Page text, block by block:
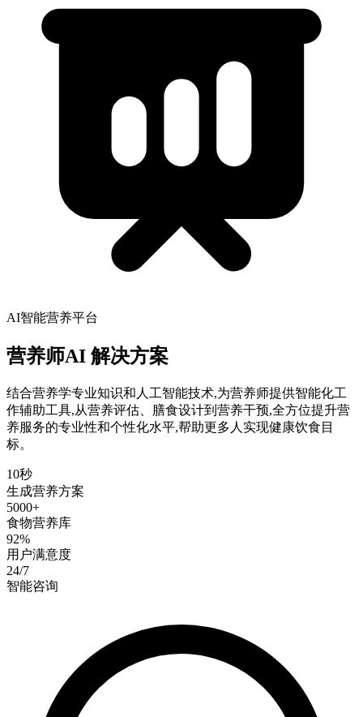
AI智能营养平台
营养师AI 解决方案
结合营养学专业知识和人工智能技术,为营养师提供智能化工
作辅助工具,从营养评估、膳食设计到营养干预,全方位提升营
养服务的专业性和个性化水平,帮助更多人实现健康饮食目
标。
10秒
生成营养方案
5000+
食物营养库
92%
用户满意度
24/7
智能咨询